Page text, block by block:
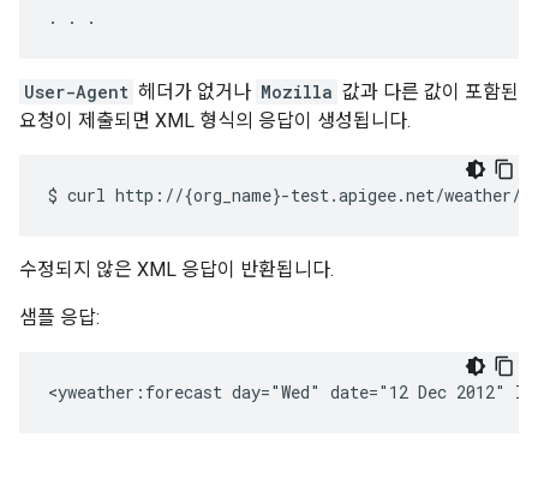
. . .
User-Agent 헤더가 없거나 Mozilla 값과 다른 값이 포함된
요청이 제출되면 XML 형식의 응답이 생성됩니다.
$ curl http://{org_name}-test.apigee.net/weather/
수정되지 않은 XML 응답이 반환됩니다.
샘플 응답:
<yweather:forecast day="Wed" date="12 Dec